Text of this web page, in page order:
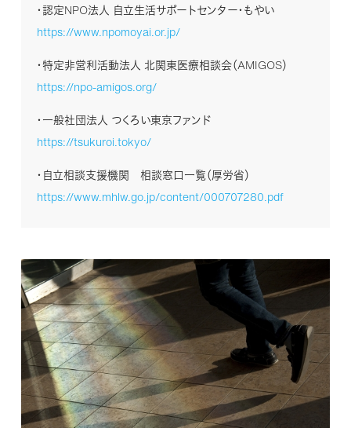
・認定NPO法人 自立生活サポートセンター・もやい
https://www.npomoyai.or.jp/
・特定非営利活動法人 北関東医療相談会（AMIGOS）
https://npo-amigos.org/
・一般社団法人 つくろい東京ファンド
https://tsukuroi.tokyo/
・自立相談支援機関 相談窓口一覧（厚労省）
https://www.mhlw.go.jp/content/000707280.pdf